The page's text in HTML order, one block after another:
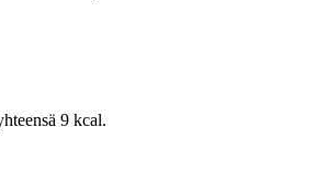
9 kcal.